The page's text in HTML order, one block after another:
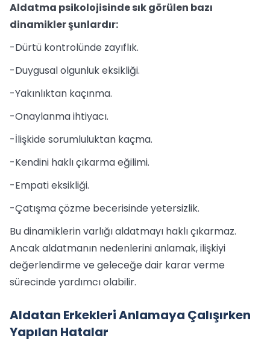
Aldatma psikolojisinde sık görülen bazı
dinamikler şunlardır:
-Dürtü kontrolünde zayıflık.
-Duygusal olgunluk eksikliği.
-Yakınlıktan kaçınma.
-Onaylanma ihtiyacı.
-İlişkide sorumluluktan kaçma.
-Kendini haklı çıkarma eğilimi.
-Empati eksikliği.
-Çatışma çözme becerisinde yetersizlik.
Bu dinamiklerin varlığı aldatmayı haklı çıkarmaz.
Ancak aldatmanın nedenlerini anlamak, ilişkiyi
değerlendirme ve geleceğe dair karar verme
sürecinde yardımcı olabilir.
Aldatan Erkekleri Anlamaya Çalışırken
Yapılan Hatalar